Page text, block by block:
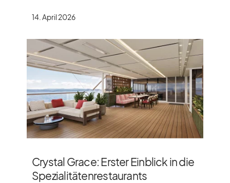
14. April 2026
Crystal Grace: Erster Einblick in die
Spezialitätenrestaurants